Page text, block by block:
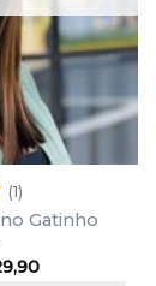
(1)
Gatinho